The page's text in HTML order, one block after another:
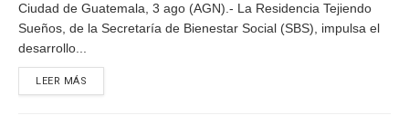
Ciudad de Guatemala, 3 ago (AGN).- La Residencia Tejiendo
Sueños, de la Secretaría de Bienestar Social (SBS), impulsa el
desarrollo...
LEER MÁS